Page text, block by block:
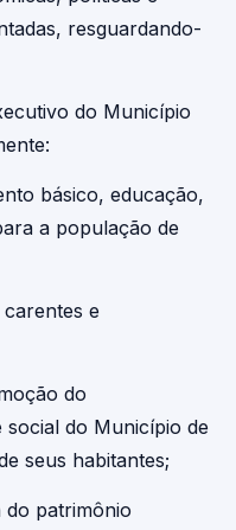
resguardando-
do Município
básico, educação,
a população de
e
do
do Município de
seus habitantes;
do patrimônio